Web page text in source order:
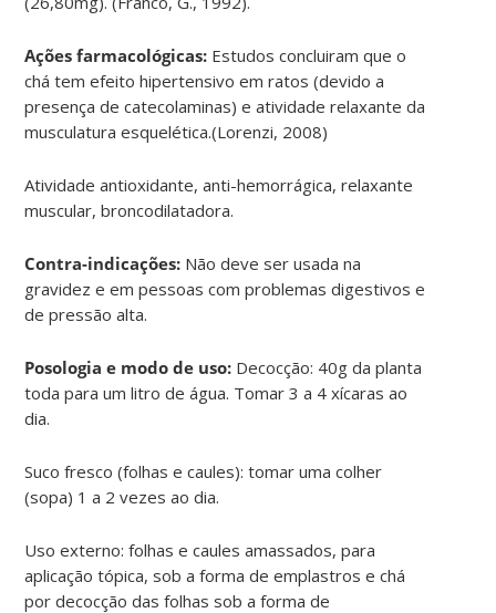
Ações farmacológicas: Estudos concluiram que o
chá tem efeito hipertensivo em ratos (devido a
presença de catecolaminas) e atividade relaxante da
musculatura esquelética.(Lorenzi, 2008)
Atividade antioxidante, anti-hemorrágica, relaxante
muscular, broncodilatadora.
Contra-indicações: Não deve ser usada na
gravidez e em pessoas com problemas digestivos e
de pressão alta.
Posologia e modo de uso: Decocção: 40g da planta
toda para um litro de água. Tomar 3 a 4 xícaras ao
dia.
Suco fresco (folhas e caules): tomar uma colher
(sopa) 1 a 2 vezes ao dia.
Uso externo: folhas e caules amassados, para
aplicação tópica, sob a forma de emplastros e chá
por decocção das folhas sob a forma de